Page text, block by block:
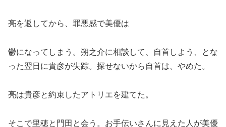
亮を返してから、罪悪感で美優は
鬱になってしまう。朔之介に相談して、自首しよう、とな
った翌日に貴彦が失踪。探せないから自首は、やめた。
亮は貴彦と約束したアトリエを建てた。
そこで里穂と門田と会う。お手伝いさんに見えた人が美優